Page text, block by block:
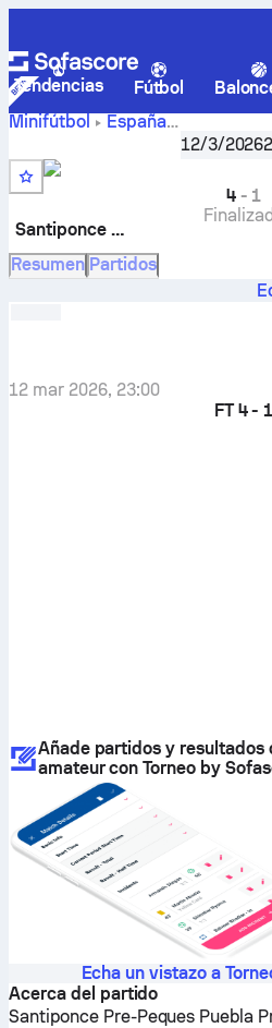
Tendencias Fútbol
Minifútbol
España
Juegos Deportivos
Santiponce Pre-Peques
12/3/2026
Santiponce Pre-Peques
4- 1
Resumen Partidos
12 mar 2026, 23:00
FT 4 - 1
Añade partidos y resultados
amateur con Torneo by
Echa un vistazo a
Acerca del partido
Santiponce Pre-Peques Puebla